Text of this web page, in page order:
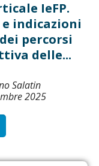
IeFP.
indicazioni
percorsi
delle...
Salatin
2025